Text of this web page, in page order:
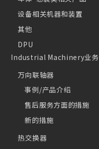
设备相关机器和装置
其他
DPU
Industrial Machinery业务
万向联轴器
事例/产品介绍
售后服务方面的措施
新的措施
热交换器